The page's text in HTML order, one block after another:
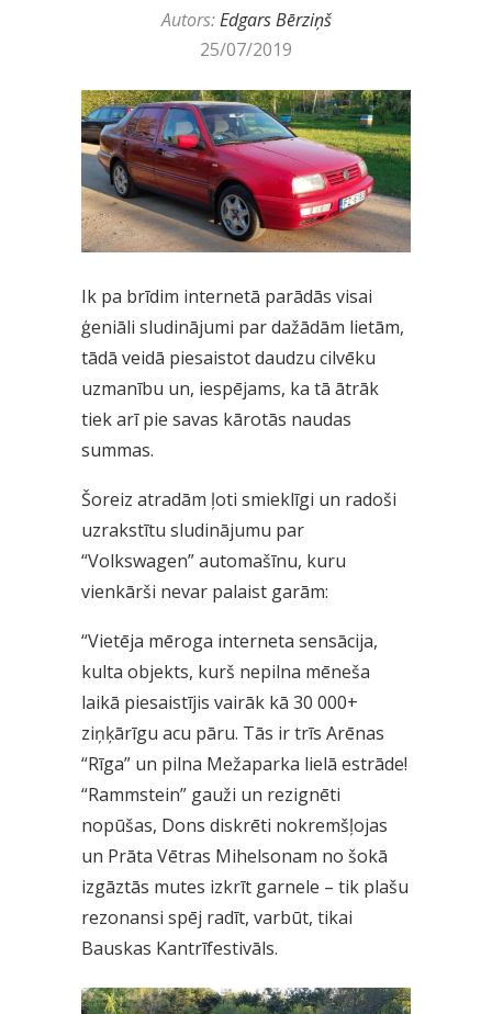
Autors:Edgars Bērziņš
25/07/2019
Ik pa brīdim internetā parādās visai
ģeniāli sludinājumi par dažādām lietām,
tādā veidā piesaistot daudzu cilvēku
uzmanību un, iespējams, ka tā ātrāk
tiek arī pie savas kārotās naudas
summas.
Šoreiz atradām ļoti smieklīgi un radoši
uzrakstītu sludinājumu par
“Volkswagen” automašīnu, kuru
vienkārši nevar palaist garām:
“Vietēja mēroga interneta sensācija,
kulta objekts, kurš nepilna mēneša
laikā piesaistījis vairāk kā 30 000+
ziņķārīgu acu pāru. Tās ir trīs Arēnas
“Rīga” un pilna Mežaparka lielā estrāde!
“Rammstein” gauži un rezignēti
nopūšas, Dons diskrēti nokremšļojas
un Prāta Vētras Mihelsonam no šokā
izgāztās mutes izkrīt garnele – tik plašu
rezonansi spēj radīt, varbūt, tikai
Bauskas Kantrīfestivāls.